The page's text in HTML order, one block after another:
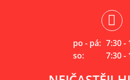
po - pá: 7:30 -
so:
7:30 -